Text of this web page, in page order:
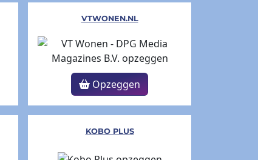
VTWONEN.NL
Opzeggen
KOBO PLUS